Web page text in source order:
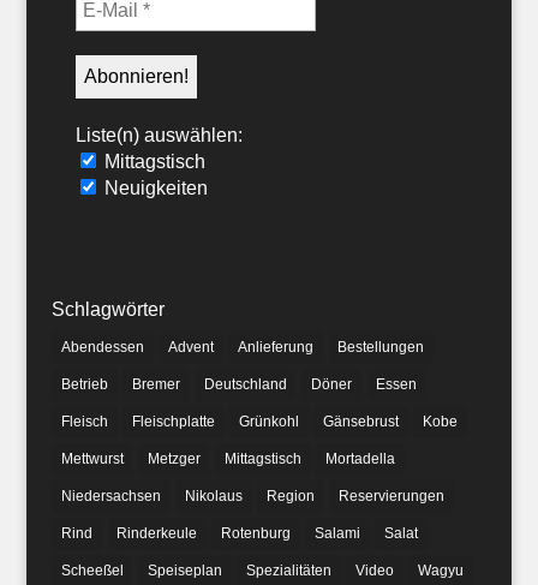
Liste(n) auswählen:
Mittagstisch
Neuigkeiten
Schlagwörter
Abendessen Advent Anlieferung Bestellungen
Betrieb Bremer Deutschland Döner Essen
Fleisch Fleischplatte Grünkohl Gänsebrust Kobe
Mettwurst Metzger Mittagstisch Mortadella
Niedersachsen Nikolaus Region Reservierungen
Rind Rinderkeule Rotenburg Salami Salat
Scheeßel Speiseplan Spezialitäten Video Wagyu